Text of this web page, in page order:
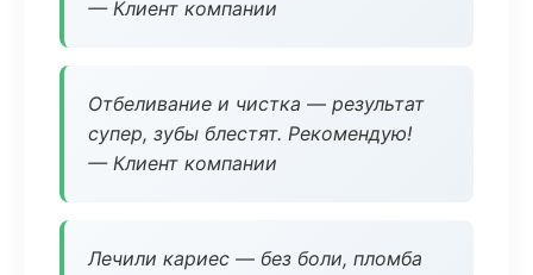
— Клиент компании
Отбеливание и чистка — результат
супер, зубы блестят. Рекомендую!
— Клиент компании
Лечили кариес — без боли, пломба